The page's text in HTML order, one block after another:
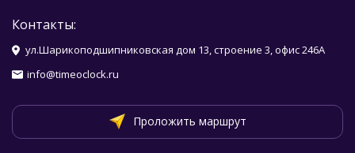
Контакты:
ул.Шарикоподшипниковская дом 13, строение 3, офис 246А
info@timeoclock.ru
Проложить маршрут